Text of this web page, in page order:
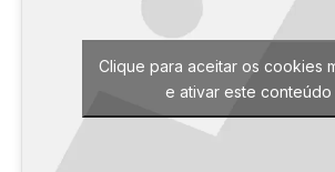
Clique para aceitar os cookies
e ativar este conteúdo